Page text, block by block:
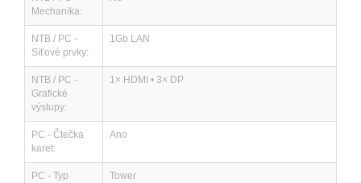
Mechanika:
NTB / PC -
Síťové prvky:
1Gb LAN
NTB / PC -
Grafické
výstupy:
1× HDMI • 3× DP
PC - Čtečka
karet:
Ano
PC - Typ
Tower